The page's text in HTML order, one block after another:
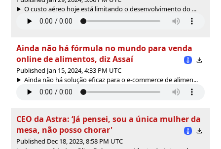
O custo aéreo hoje está limitando o desenvolvimento do ...
Ainda não há fórmula no mundo para venda
online de alimentos, diz Assaí
Published Jan 15, 2024, 4:33 PM UTC
Ainda não há solução eficaz para o e-commerce de alimen...
CEO da Astra: ‘Já pensei, sou a única mulher da
mesa, não posso chorar'
Published Dec 18, 2023, 8:58 PM UTC